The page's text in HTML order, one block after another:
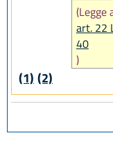
(Legge
art. 22
40
)
(1) (2)